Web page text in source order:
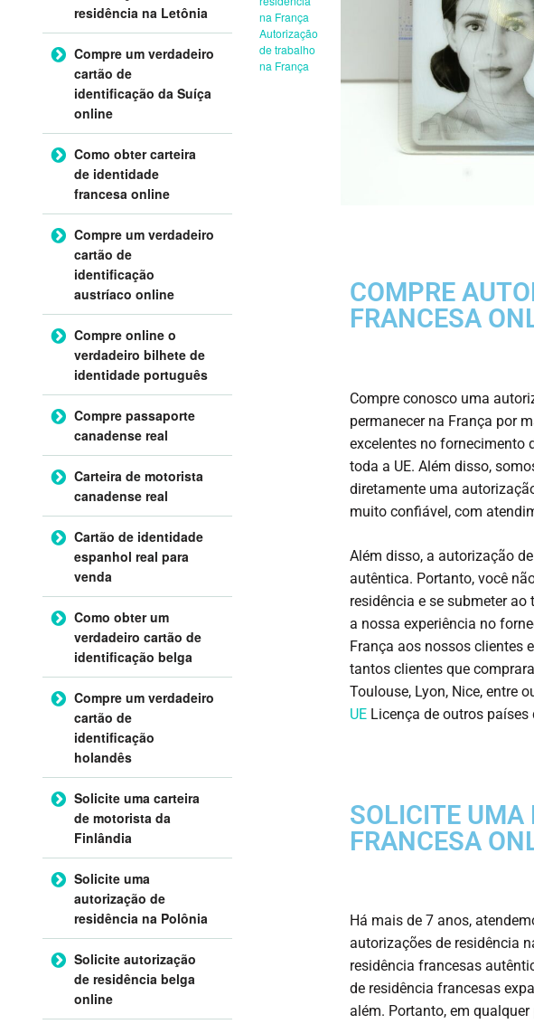
na França
Autorização
de trabalho
na França
COMPRE
FRANCESA
Compre conosco uma
permanecer na França por
excelentes no fornecimento
toda a UE. Além disso,
diretamente uma
muito confiável, com
Além disso, a autorização
autêntica. Portanto, você
residência e se submeter
a nossa experiência no
França aos nossos clientes
tantos clientes que
Toulouse, Lyon, Nice, entre
UE Licença de outros países
SOLICITE UMA
FRANCESA
Há mais de 7 anos,
autorizações de residência
residência francesas
de residência francesas
além. Portanto, em
residência na Letônia
Compre um verdadeiro
cartão de
identificação da Suíça
online
Como obter carteira
de identidade
francesa online
Compre um verdadeiro
cartão de
identificação
austríaco online
Compre online o
verdadeiro bilhete de
identidade português
Compre passaporte
canadense real
Carteira de motorista
canadense real
Cartão de identidade
espanhol real para
venda
Como obter um
verdadeiro cartão de
identificação belga
Compre um verdadeiro
cartão de
identificação
holandês
Solicite uma carteira
de motorista da
Finlândia
Solicite uma
autorização de
residência na Polônia
Solicite autorização
de residência belga
online